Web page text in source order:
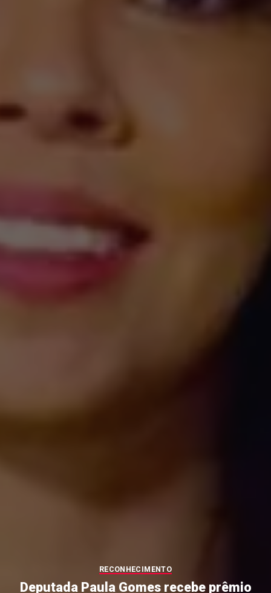
RECONHECIMENTO
Deputada Paula Gomes recebe prêmio